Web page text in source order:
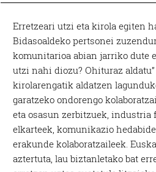
Erretzeari utzi eta kirola egiten
Bidasoaldeko pertsonei
komunitarioa abian jarriko dute
utzi nahi diozu? Ohituraz aldatu”
kirolarengatik aldatzen
garatzeko ondorengo
eta osasun zerbitzuek, industria
elkarteek, komunikazio
erakunde kolaboratzaileek.
aztertuta, lau biztanletako bat